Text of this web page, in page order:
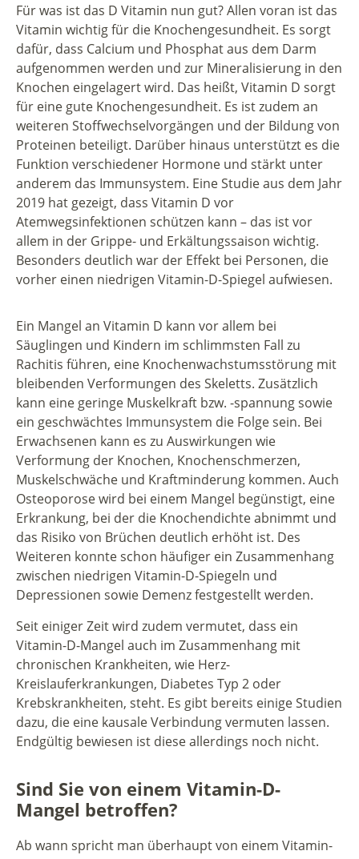
Für was ist das D Vitamin nun gut? Allen voran ist das
Vitamin wichtig für die Knochengesundheit. Es sorgt
dafür, dass Calcium und Phosphat aus dem Darm
aufgenommen werden und zur Mineralisierung in den
Knochen eingelagert wird. Das heißt, Vitamin D sorgt
für eine gute Knochengesundheit. Es ist zudem an
weiteren Stoffwechselvorgängen und der Bildung von
Proteinen beteiligt. Darüber hinaus unterstützt es die
Funktion verschiedener Hormone und stärkt unter
anderem das Immunsystem. Eine Studie aus dem Jahr
2019 hat gezeigt, dass Vitamin D vor
Atemwegsinfektionen schützen kann – das ist vor
allem in der Grippe- und Erkältungssaison wichtig.
Besonders deutlich war der Effekt bei Personen, die
vorher einen niedrigen Vitamin-D-Spiegel aufwiesen.
Ein Mangel an Vitamin D kann vor allem bei
Säuglingen und Kindern im schlimmsten Fall zu
Rachitis führen, eine Knochenwachstumsstörung mit
bleibenden Verformungen des Skeletts. Zusätzlich
kann eine geringe Muskelkraft bzw. -spannung sowie
ein geschwächtes Immunsystem die Folge sein. Bei
Erwachsenen kann es zu Auswirkungen wie
Verformung der Knochen, Knochenschmerzen,
Muskelschwäche und Kraftminderung kommen. Auch
Osteoporose wird bei einem Mangel begünstigt, eine
Erkrankung, bei der die Knochendichte abnimmt und
das Risiko von Brüchen deutlich erhöht ist. Des
Weiteren konnte schon häufiger ein Zusammenhang
zwischen niedrigen Vitamin-D-Spiegeln und
Depressionen sowie Demenz festgestellt werden.
Seit einiger Zeit wird zudem vermutet, dass ein
Vitamin-D-Mangel auch im Zusammenhang mit
chronischen Krankheiten, wie Herz-
Kreislauferkrankungen, Diabetes Typ 2 oder
Krebskrankheiten, steht. Es gibt bereits einige Studien
dazu, die eine kausale Verbindung vermuten lassen.
Endgültig bewiesen ist diese allerdings noch nicht.
Sind Sie von einem Vitamin-D-
Mangel betroffen?
Ab wann spricht man überhaupt von einem Vitamin-